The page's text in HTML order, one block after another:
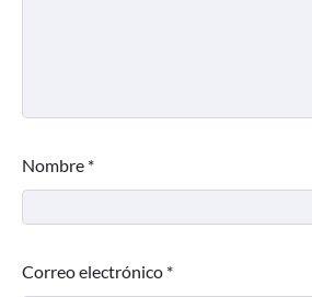
Nombre *
Correo electrónico *